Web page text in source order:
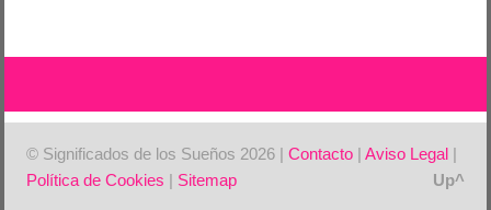
© Significados de los Sueños 2026 |Contacto |Aviso Legal |
Política de Cookies | Sitemap